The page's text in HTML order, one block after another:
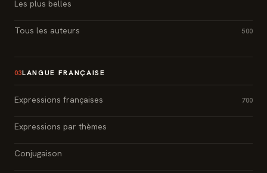
Les plus belles
Tous les auteurs 500
03LANGUE FRANÇAISE
Expressions françaises 700
Expressions par thèmes
Conjugaison